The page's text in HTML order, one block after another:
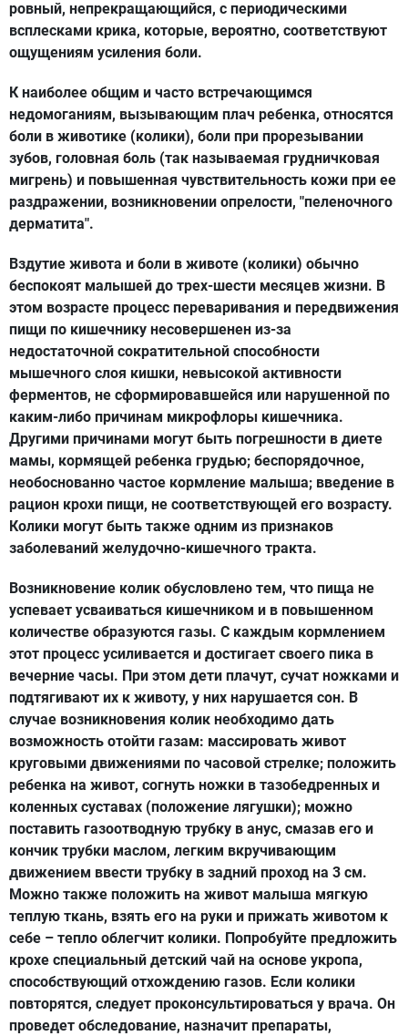
ровный, непрекращающийся, с периодическими
всплесками крика, которые, вероятно, соответствуют
ощущениям усиления боли.
К наиболее общим и часто встречающимся
недомоганиям, вызывающим плач ребенка, относятся
боли в животике (колики), боли при прорезывании
зубов, головная боль (так называемая грудничковая
мигрень) и повышенная чувствительность кожи при ее
раздражении, возникновении опрелости, "пеленочного
дерматита".
Вздутие живота и боли в животе (колики) обычно
беспокоят малышей до трех-шести месяцев жизни. В
этом возрасте процесс переваривания и передвижения
пищи по кишечнику несовершенен из-за
недостаточной сократительной способности
мышечного слоя кишки, невысокой активности
ферментов, не сформировавшейся или нарушенной по
каким-либо причинам микрофлоры кишечника.
Другими причинами могут быть погрешности в диете
мамы, кормящей ребенка грудью; беспорядочное,
необоснованно частое кормление малыша; введение в
рацион крохи пищи, не соответствующей его возрасту.
Колики могут быть также одним из признаков
заболеваний желудочно-кишечного тракта.
Возникновение колик обусловлено тем, что пища не
успевает усваиваться кишечником и в повышенном
количестве образуются газы. С каждым кормлением
этот процесс усиливается и достигает своего пика в
вечерние часы. При этом дети плачут, сучат ножками и
подтягивают их к животу, у них нарушается сон. В
случае возникновения колик необходимо дать
возможность отойти газам: массировать живот
круговыми движениями по часовой стрелке; положить
ребенка на живот, согнуть ножки в тазобедренных и
коленных суставах (положение лягушки); можно
поставить газоотводную трубку в анус, смазав его и
кончик трубки маслом, легким вкручивающим
движением ввести трубку в задний проход на 3 см.
Можно также положить на живот малыша мягкую
теплую ткань, взять его на руки и прижать животом к
себе – тепло облегчит колики. Попробуйте предложить
крохе специальный детский чай на основе укропа,
способствующий отхождению газов. Если колики
повторятся, следует проконсультироваться у врача. Он
проведет обследование, назначит препараты,